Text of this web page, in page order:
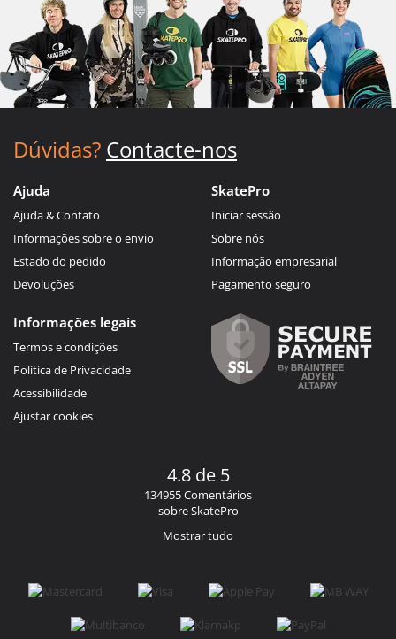
Dúvidas? Contacte-nos
Ajuda
Ajuda & Contato
Informações sobre o envio
Estado do pedido
Devoluções
SkatePro
Iniciar sessão
Sobre nós
Informação empresarial
Pagamento seguro
Informações legais
Termos e condições
Política de Privacidade
Acessibilidade
Ajustar cookies
4.8 de 5
134955 Comentários
sobre SkatePro
Mostrar tudo